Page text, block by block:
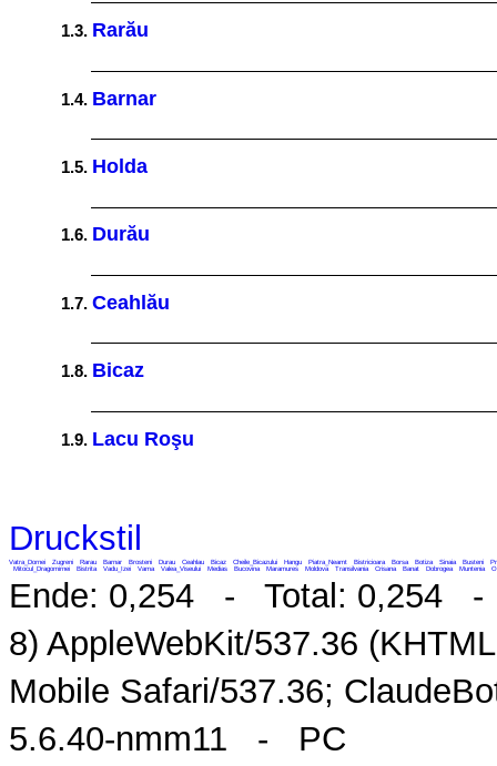
1.3. Rarău
1.4. Barnar
1.5. Holda
1.6. Durău
1.7.Ceahlău
1.8. Bicaz
1.9. Lacu Roşu
Druckstil
Vatra_Dornei Zugreni Rarau Barnar Brosteni Durau Ceahlau Bicaz Cheile_Bicazului Hangu Piatra_Neamt Bistricioara Borsa Botiza Sinaia Busteni
Mitocul_Dragomirnei
Bistrita Vadu_Izei Vama Valea_Viseului Medias Bucovina Maramures Moldova Transilvania Crisana Banat Dobrogea Muntenia
Ende: 0,254 - Total: 0,254 -
8) AppleWebKit/537.36
Mobile Safari/537.36;
5.6.40-nmm11 - PC